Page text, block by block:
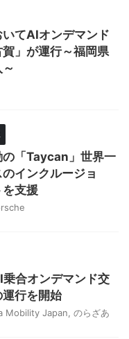
てAIオンデマンド
」が運行～福岡県
「Taycan」世界一
インクルージョ
を支援
合オンデマンド交
行を開始
Mobility Japan のらざあ